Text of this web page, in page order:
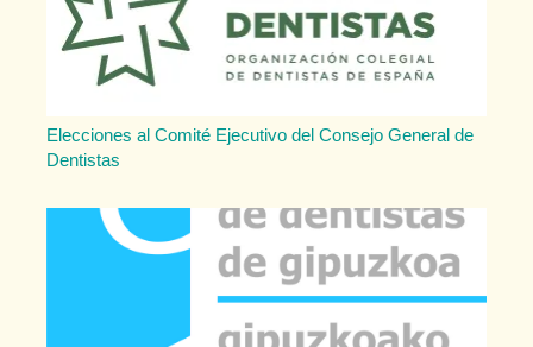
Elecciones al Comité Ejecutivo del Consejo General de
Dentistas